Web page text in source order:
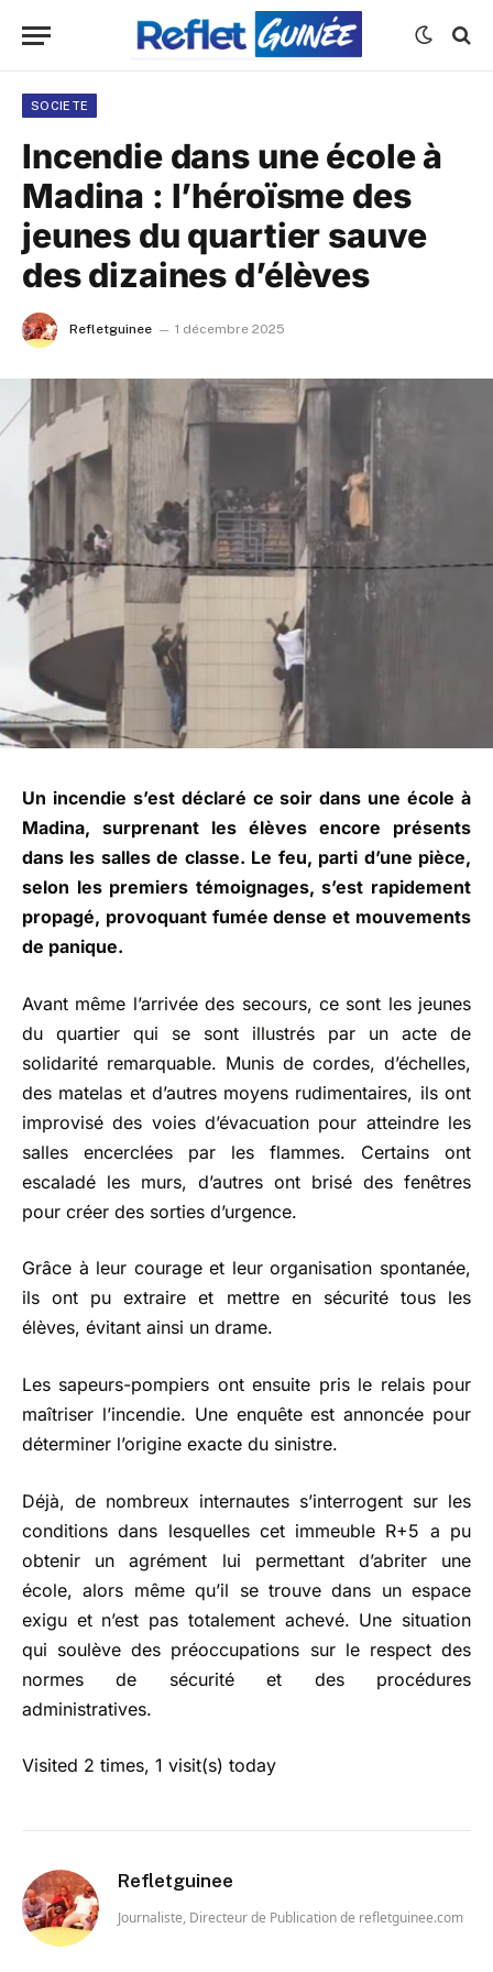
SOCIETE
Incendie dans une école à
Madina : l’héroïsme des
jeunes du quartier sauve
des dizaines d’élèves
Refletguinee 1 décembre 2025
Un incendie s’est déclaré ce soir dans une école à
Madina, surprenant les élèves encore présents
dans les salles de classe. Le feu, parti d’une pièce,
selon les premiers témoignages, s’est rapidement
propagé, provoquant fumée dense et mouvements
de panique.
Avant même l’arrivée des secours, ce sont les jeunes
du quartier qui se sont illustrés par un acte de
solidarité remarquable. Munis de cordes, d’échelles,
des matelas et d’autres moyens rudimentaires, ils ont
improvisé des voies d’évacuation pour atteindre les
salles encerclées par les flammes. Certains ont
escaladé les murs, d’autres ont brisé des fenêtres
pour créer des sorties d’urgence.
Grâce à leur courage et leur organisation spontanée,
ils ont pu extraire et mettre en sécurité tous les
élèves, évitant ainsi un drame.
Les sapeurs-pompiers ont ensuite pris le relais pour
maîtriser l’incendie. Une enquête est annoncée pour
déterminer l’origine exacte du sinistre.
Déjà, de nombreux internautes s’interrogent sur les
conditions dans lesquelles cet immeuble R+5 a pu
obtenir un agrément lui permettant d’abriter une
école, alors même qu’il se trouve dans un espace
exigu et n’est pas totalement achevé. Une situation
qui soulève des préoccupations sur le respect des
normes de sécurité et des procédures
administratives.
Visited 2 times, 1 visit(s) today
Refletguinee
Journaliste, Directeur de Publication de refletguinee.com